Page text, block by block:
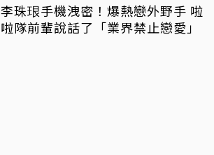
李珠珢手機洩密！爆熱戀外野手 啦
啦隊前輩說話了「業界禁止戀愛」